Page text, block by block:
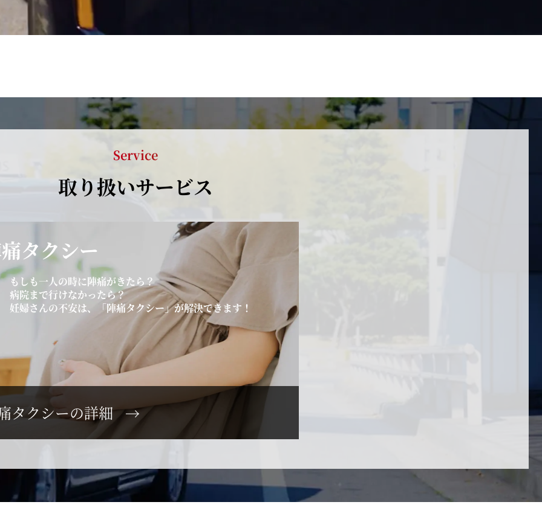
Service
取り扱いサービス
タクシー
もしも一人の時に陣痛がきたら？
病院まで行けなかったら？
妊婦さんの不安は、「陣痛タクシー」が解決できます！
タクシーの詳細